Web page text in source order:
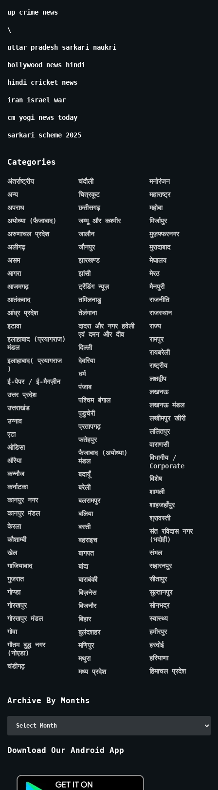
up crime news
\
uttar pradesh sarkari naukri
bollywood news hindi
hindi cricket news
iran israel war
cm yogi news today
sarkari scheme 2025
Categories
अंतर्राष्ट्रीय
अन्य
अपराध
अयोध्या (फैजाबाद)
अरुणाचल प्रदेश
अलीगढ़
असम
आगरा
आजमगढ़
आतंकवाद
आंध्र प्रदेश
इटावा
इलाहाबाद (प्रयागराज)
मंडल
इलाहाबाद( प्रयागराज
)
ई-पेपर / ई-मैगज़ीन
उत्तर प्रदेश
उत्तराखंड
उन्नाव
एटा
ओडिसा
औरैया
कन्नौज
कर्नाटका
कानपुर नगर
कानपुर मंडल
केरला
कौशाम्बी
खेल
गाजियाबाद
गुजरात
गोण्डा
गोरखपुर
गोरखपुर मंडल
गोवा
गौतम बुद्ध नगर
(नोएडा)
चंडीगढ़
चंदौली
चित्रकूट
छत्तीसगढ़
जम्मू और कश्मीर
जालौन
जौनपुर
झारखण्ड
झांसी
ट्रेंडिंग न्यूज़
तमिलनाडु
तेलंगाना
दादरा और नगर हवेली
एवं दमन और दीव
दिल्ली
देवरिया
धर्म
पंजाब
पश्चिम बंगाल
पुडुचेरी
प्रतापगढ़
फतेहपुर
फैजाबाद (अयोध्या)
मंडल
बदायूँ
बरेली
बलरामपुर
बलिया
बस्ती
बहराइच
बागपत
बांदा
बाराबंकी
बिज़नेस
बिजनौर
बिहार
बुलंदशहर
मणिपुर
मथुरा
मध्य प्रदेश
मनोरंजन
महाराष्ट्र
महोबा
मिर्जापुर
मुज़फ्फरनगर
मुरादाबाद
मेघालय
मेरठ
मैनपुरी
राजनीति
राजस्थान
राज्य
रामपुर
रायबरेली
राष्ट्रीय
लक्षद्वीप
लखनऊ
लखनऊ मंडल
लखीमपुर खीरी
ललितपुर
वाराणसी
विभागीय /
Corporate
विशेष
शामली
शाहजहाँपुर
श्रावस्ती
संत रविदास नगर
(भदोही)
संभल
सहारनपुर
सीतापुर
सुल्तानपुर
सोनभद्र
स्वास्थ्य
हमीरपुर
हरदोई
हरियाणा
हिमाचल प्रदेश
Archive By Months
Download Our Android App